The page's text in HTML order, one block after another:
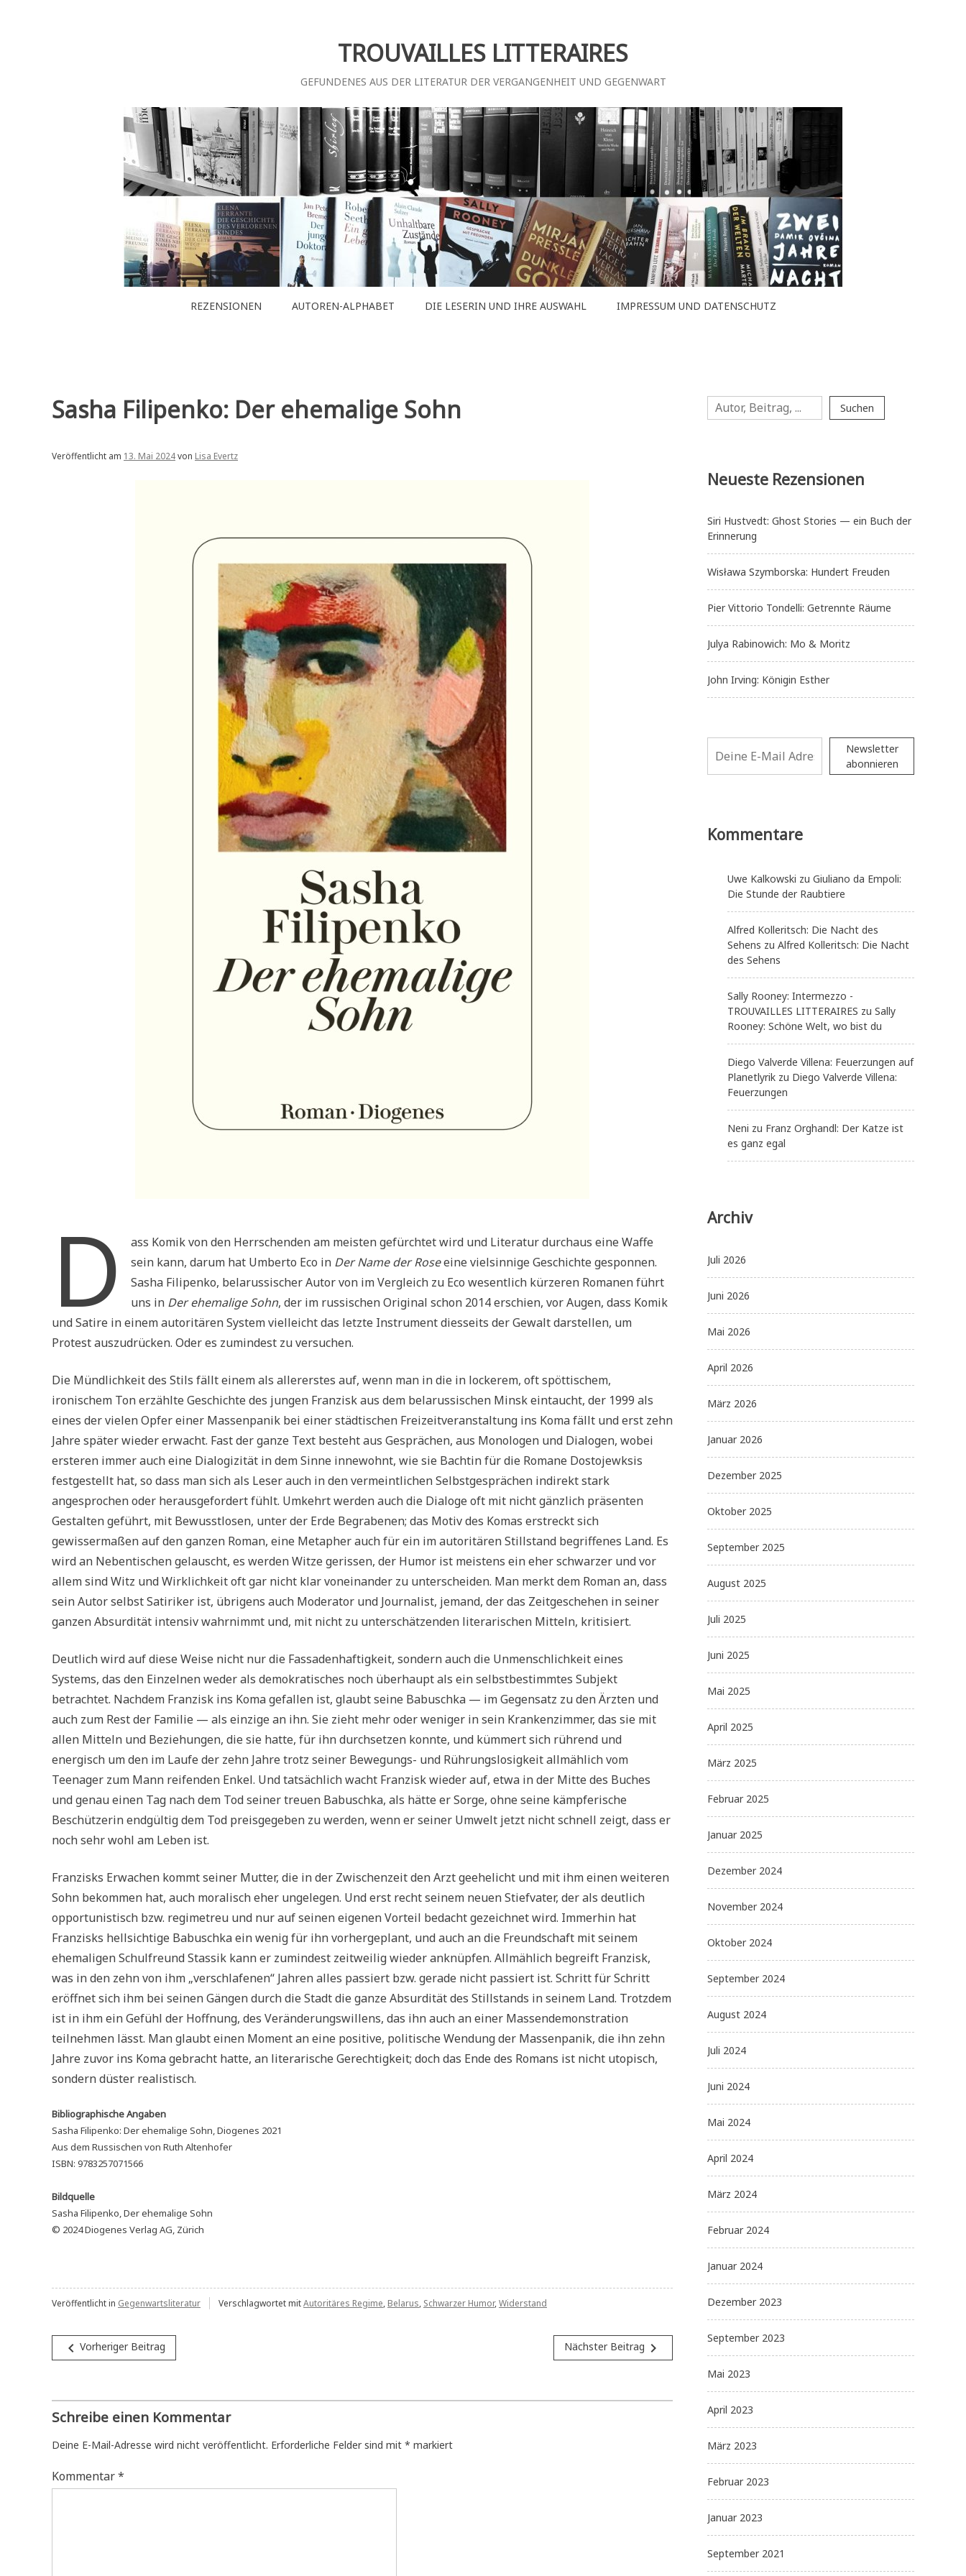
TROUVAILLES LITTERAIRES
GEFUNDENES AUS DER LITERATUR DER VERGANGENHEIT UND GEGENWART
REZENSIONEN AUTOREN-ALPHABET DIE LESERIN UND IHRE AUSWAHL IMPRESSUM UND DATENSCHUTZ
Sasha Filipenko: Der ehemalige Sohn
Veröffentlicht am 13. Mai 2024von Lisa Evertz
D
ass Komik von den Herrschenden am meisten gefürchtet wird und Literatur durchaus eine Waffe
sein kann, darum hat Umberto Eco in Der Name der Roseeine vielsinnige Geschichte gesponnen.
Sasha Filipenko, belarussischer Autor von im Vergleich zu Eco wesentlich kürzeren Romanen führt
uns in Der ehemalige Sohn, der im russischen Original schon 2014 erschien, vor Augen, dass Komik
und Satire in einem autoritären System vielleicht das letzte Instrument diesseits der Gewalt darstellen, um
Protest auszudrücken. Oder es zumindest zu versuchen.
Die Mündlichkeit des Stils fällt einem als allererstes auf, wenn man in die in lockerem, oft spöttischem,
ironischem Ton erzählte Geschichte des jungen Franzisk aus dem belarussischen Minsk eintaucht, der 1999 als
eines der vielen Opfer einer Massenpanik bei einer städtischen Freizeitveranstaltung ins Koma fällt und erst zehn
Jahre später wieder erwacht. Fast der ganze Text besteht aus Gesprächen, aus Monologen und Dialogen, wobei
ersteren immer auch eine Dialogizität in dem Sinne innewohnt, wie sie Bachtin für die Romane Dostojewksis
festgestellt hat, so dass man sich als Leser auch in den vermeintlichen Selbstgesprächen indirekt stark
angesprochen oder herausgefordert fühlt. Umkehrt werden auch die Dialoge oft mit nicht gänzlich präsenten
Gestalten geführt, mit Bewusstlosen, unter der Erde Begrabenen; das Motiv des Komas erstreckt sich
gewissermaßen auf den ganzen Roman, eine Metapher auch für ein im autoritären Stillstand begriffenes Land. Es
wird an Nebentischen gelauscht, es werden Witze gerissen, der Humor ist meistens ein eher schwarzer und vor
allem sind Witz und Wirklichkeit oft gar nicht klar voneinander zu unterscheiden. Man merkt dem Roman an, dass
sein Autor selbst Satiriker ist, übrigens auch Moderator und Journalist, jemand, der das Zeitgeschehen in seiner
ganzen Absurdität intensiv wahrnimmt und, mit nicht zu unterschätzenden literarischen Mitteln, kritisiert.
Deutlich wird auf diese Weise nicht nur die Fassadenhaftigkeit, sondern auch die Unmenschlichkeit eines
Systems, das den Einzelnen weder als demokratisches noch überhaupt als ein selbstbestimmtes Subjekt
betrachtet. Nachdem Franzisk ins Koma gefallen ist, glaubt seine Babuschka — im Gegensatz zu den Ärzten und
auch zum Rest der Familie — als einzige an ihn. Sie zieht mehr oder weniger in sein Krankenzimmer, das sie mit
allen Mitteln und Beziehungen, die sie hatte, für ihn durchsetzen konnte, und kümmert sich rührend und
energisch um den im Laufe der zehn Jahre trotz seiner Bewegungs- und Rührungslosigkeit allmählich vom
Teenager zum Mann reifenden Enkel. Und tatsächlich wacht Franzisk wieder auf, etwa in der Mitte des Buches
und genau einen Tag nach dem Tod seiner treuen Babuschka, als hätte er Sorge, ohne seine kämpferische
Beschützerin endgültig dem Tod preisgegeben zu werden, wenn er seiner Umwelt jetzt nicht schnell zeigt, dass er
noch sehr wohl am Leben ist.
Franzisks Erwachen kommt seiner Mutter, die in der Zwischenzeit den Arzt geehelicht und mit ihm einen weiteren
Sohn bekommen hat, auch moralisch eher ungelegen. Und erst recht seinem neuen Stiefvater, der als deutlich
opportunistisch bzw. regimetreu und nur auf seinen eigenen Vorteil bedacht gezeichnet wird. Immerhin hat
Franzisks hellsichtige Babuschka ein wenig für ihn vorhergeplant, und auch an die Freundschaft mit seinem
ehemaligen Schulfreund Stassik kann er zumindest zeitweilig wieder anknüpfen. Allmählich begreift Franzisk,
was in den zehn von ihm „verschlafenen“ Jahren alles passiert bzw. gerade nicht passiert ist. Schritt für Schritt
eröffnet sich ihm bei seinen Gängen durch die Stadt die ganze Absurdität des Stillstands in seinem Land. Trotzdem
ist in ihm ein Gefühl der Hoffnung, des Veränderungswillens, das ihn auch an einer Massendemonstration
teilnehmen lässt. Man glaubt einen Moment an eine positive, politische Wendung der Massenpanik, die ihn zehn
Jahre zuvor ins Koma gebracht hatte, an literarische Gerechtigkeit; doch das Ende des Romans ist nicht utopisch,
sondern düster realistisch.
Bibliographische Angaben
Sasha Filipenko: Der ehemalige Sohn, Diogenes 2021
Aus dem Russischen von Ruth Altenhofer
ISBN: 9783257071566
Bildquelle
Sasha Filipenko, Der ehemalige Sohn
© 2024 Diogenes Verlag AG, Zürich
Veröffentlicht in Gegenwartsliteratur Verschlagwortet mitAutoritäres Regime, Belarus, Schwarzer Humor,Widerstand
Beitragsnavigation
navigate_before Vorheriger Beitrag Nächster Beitrag navigate_next
Schreibe einen Kommentar
Deine E-Mail-Adresse wird nicht veröffentlicht. Erforderliche Felder sind mit * markiert
Kommentar*
Suchen
Suchen
Neueste Rezensionen
Siri Hustvedt: Ghost Stories — ein Buch der
Erinnerung
Wisława Szymborska: Hundert Freuden
Pier Vittorio Tondelli: Getrennte Räume
Julya Rabinowich: Mo & Moritz
John Irving: Königin Esther
Newsletter
abonnieren
Kommentare
Uwe Kalkowski zu Giuliano da Empoli:
Die Stunde der Raubtiere
Alfred Kolleritsch: Die Nacht des
Sehens zu Alfred Kolleritsch: Die Nacht
des Sehens
Sally Rooney: Intermezzo -
TROUVAILLES LITTERAIRES zu Sally
Rooney: Schöne Welt, wo bist du
Diego Valverde Villena: Feuerzungen auf
Planetlyrik zu Diego Valverde Villena:
Feuerzungen
Neni zu Franz Orghandl: Der Katze ist
es ganz egal
Archiv
Juli 2026
Juni 2026
Mai 2026
April 2026
März 2026
Januar 2026
Dezember 2025
Oktober 2025
September 2025
August 2025
Juli 2025
Juni 2025
Mai 2025
April 2025
März 2025
Februar 2025
Januar 2025
Dezember 2024
November 2024
Oktober 2024
September 2024
August 2024
Juli 2024
Juni 2024
Mai 2024
April 2024
März 2024
Februar 2024
Januar 2024
Dezember 2023
September 2023
Mai 2023
April 2023
März 2023
Februar 2023
Januar 2023
September 2021